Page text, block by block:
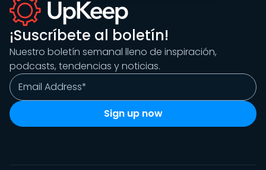
¡Suscríbete al boletín!
Nuestro boletín semanal lleno de inspiración,
podcasts, tendencias y noticias.